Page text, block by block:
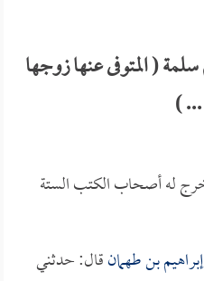
( المتوفى عنها زوجها
)
له أصحاب الكتب الستة
إبراهيم بن طهمانقال: حدثني